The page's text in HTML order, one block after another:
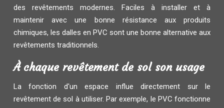
des revêtements modernes. Faciles à installer et à
maintenir avec une bonne résistance aux produits
chimiques, les dalles en PVC sont une bonne alternative aux
revêtements traditionnels.
À chaque revêtement de sol son usage
La fonction d'un espace influe directement sur le
revêtement de sol à utiliser. Par exemple, le PVC fonctionne